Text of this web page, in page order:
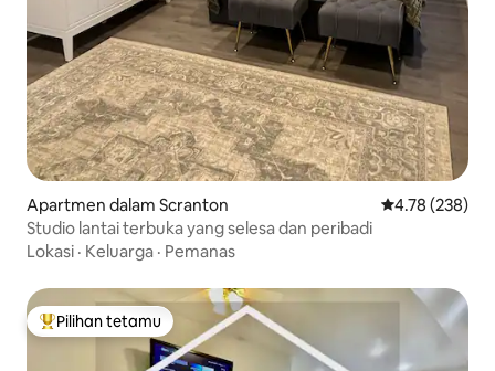
Apartmen dalam Scranton Penarafan
4.78 (238)
Studio lantai terbuka yang selesa dan peribadi
Lokasi · Keluarga · Pemanas
Pilihan utama tetamu
Pilihan tetamu